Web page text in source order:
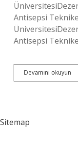
Antisepsi
Antisepsi
Devamını okuyun
Sitemap